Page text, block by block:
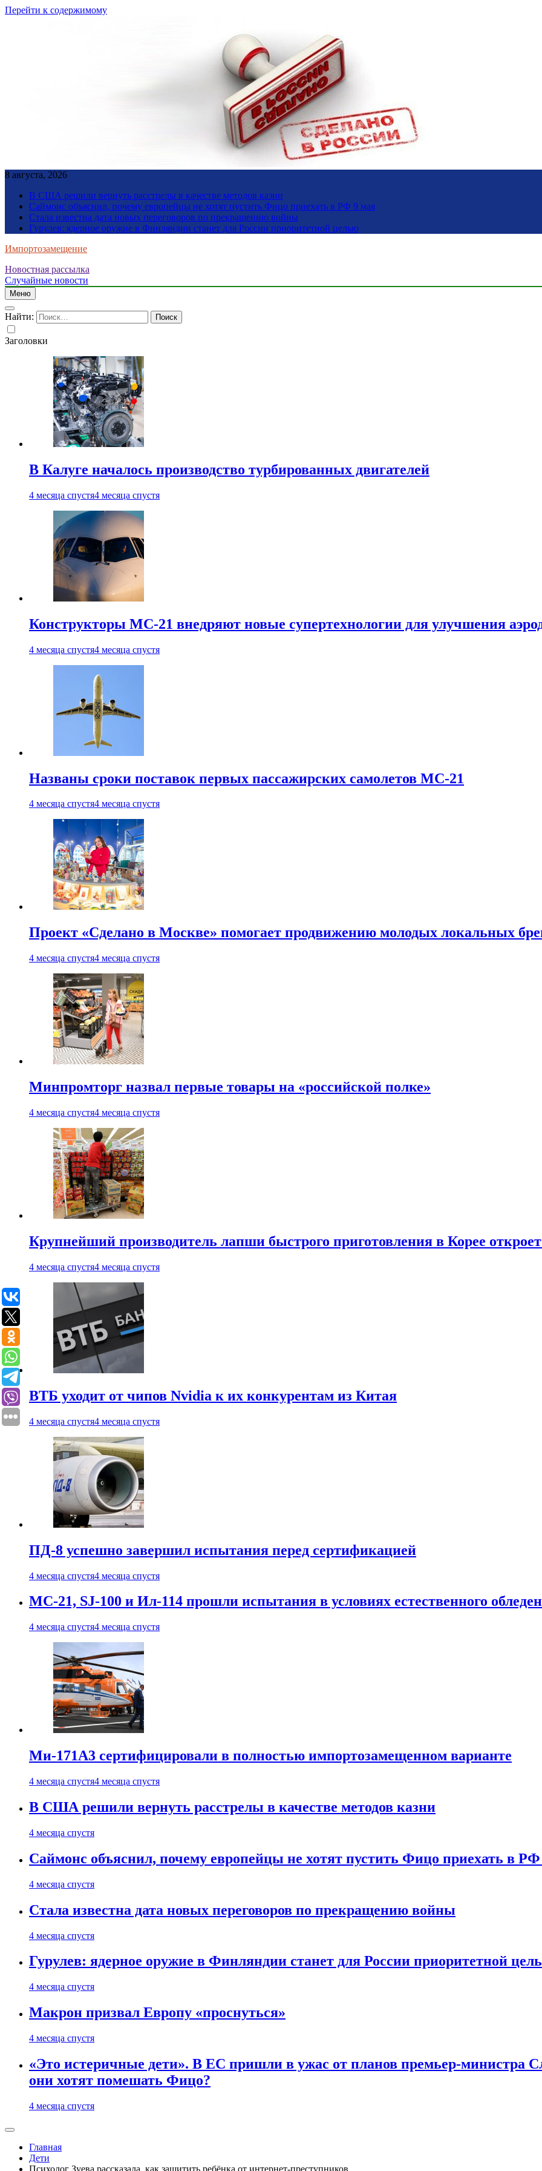
Перейти к содержимому
8 августа, 2026
В США решили вернуть расстрелы в качестве методов казни
Саймонс объяснил, почему европейцы не хотят пустить Фицо приехать в РФ 9 мая
Стала известна дата новых переговоров по прекращению войны
Гурулев: ядерное оружие в Финляндии станет для России приоритетной целью
Импортозамещение
Новостная рассылка
Случайные новости
Меню
Найти:
Заголовки
В Калуге началось производство турбированных двигателей
4 месяца спустя4 месяца спустя
Конструкторы МС-21 внедряют новые супертехнологии для улучшения
4 месяца спустя4 месяца спустя
Названы сроки поставок первых пассажирских самолетов МС-21
4 месяца спустя4 месяца спустя
Проект «Сделано в Москве» помогает продвижению молодых локальных
4 месяца спустя4 месяца спустя
Минпромторг назвал первые товары на «российской полке»
4 месяца спустя4 месяца спустя
Крупнейший производитель лапши быстрого приготовления в Корее
4 месяца спустя4 месяца спустя
ВТБ уходит от чипов Nvidia к их конкурентам из Китая
4 месяца спустя4 месяца спустя
ПД-8 успешно завершил испытания перед сертификацией
4 месяца спустя4 месяца спустя
МС-21, SJ-100 и Ил-114 прошли испытания в условиях естественного
4 месяца спустя4 месяца спустя
Ми-171А3 сертифицировали в полностью импортозамещенном варианте
4 месяца спустя4 месяца спустя
В США решили вернуть расстрелы в качестве методов казни
4 месяца спустя
Саймонс объяснил, почему европейцы не хотят пустить Фицо приехать в
4 месяца спустя
Стала известна дата новых переговоров по прекращению войны
4 месяца спустя
Гурулев: ядерное оружие в Финляндии станет для России приоритетной
4 месяца спустя
Макрон призвал Европу «проснуться»
4 месяца спустя
«Это истеричные дети». В ЕС пришли в ужас от планов премьер-министра
они хотят помешать Фицо?
4 месяца спустя
Главная
Дети
Психолог Зуева рассказала, как защитить ребёнка от интернет-преступников